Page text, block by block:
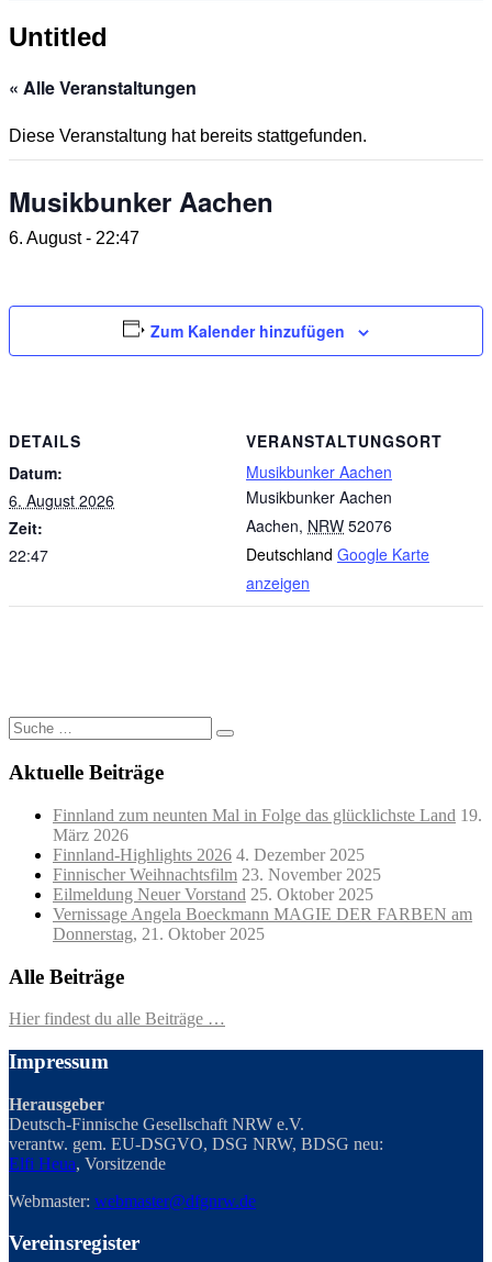
Untitled
« Alle Veranstaltungen
Diese Veranstaltung hat bereits stattgefunden.
Musikbunker Aachen
6. August - 22:47
Zum Kalender hinzufügen
DETAILS
Datum:
6. August 2026
Zeit:
22:47
VERANSTALTUNGSORT
Musikbunker Aachen
Musikbunker Aachen
Aachen, NRW 52076
Deutschland Google Karte
anzeigen
Suche
nach:
Aktuelle Beiträge
Finnland zum neunten Mal in Folge das glücklichste Land 19.
März 2026
Finnland-Highlights 2026 4. Dezember 2025
Finnischer Weihnachtsfilm 23. November 2025
Eilmeldung Neuer Vorstand 25. Oktober 2025
Vernissage Angela Boeckmann MAGIE DER FARBEN am
Donnerstag, 21. Oktober 2025
Alle Beiträge
Hier findest du alle Beiträge …
Impressum
Herausgeber
Deutsch-Finnische Gesellschaft NRW e.V.
verantw. gem. EU-DSGVO, DSG NRW, BDSG neu:
Elfi Heua, Vorsitzende
Webmaster: webmaster@dfgnrw.de
Vereinsregister